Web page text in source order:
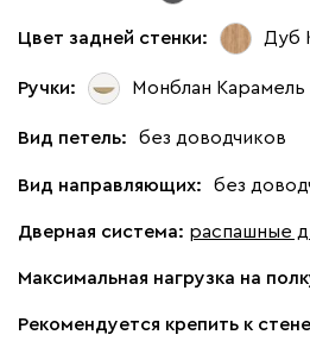
Цвет задней стенки: Дуб
Ручки: Монблан Карамель
Вид петель: без доводчиков
Вид направляющих: без
Дверная система: распашные
Максимальная нагрузка на
Рекомендуется крепить к